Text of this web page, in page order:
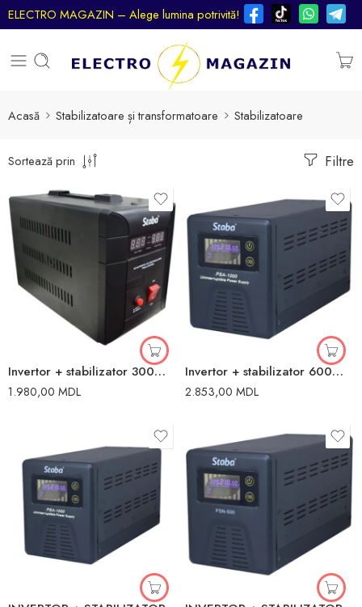
ELECTRO MAGAZIN – Alege lumina potrivită!
Acasă Stabilizatoare și transformatoare Stabilizatoare
Filtre
Sortează prin
Invertor + stabilizator 300W Staba
1.980,00 MDL
Invertor + stabilizator 600W Staba
2.853,00 MDL